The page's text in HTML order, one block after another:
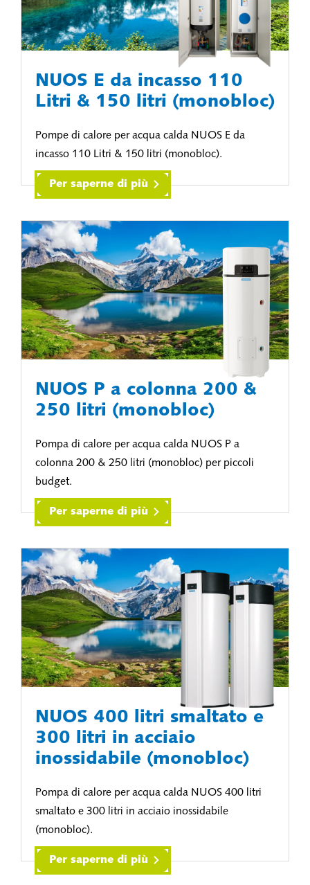
NUOS E da incasso 110
Litri & 150 litri (monobloc)
Pompe di calore per acqua calda NUOS E da
incasso 110 Litri & 150 litri (monobloc).
Per saperne di più
NUOS P a colonna 200 &
250 litri (monobloc)
Pompa di calore per acqua calda NUOS P a
colonna 200 & 250 litri (monobloc) per piccoli
budget.
Per saperne di più
NUOS 400 litri smaltato e
300 litri in acciaio
inossidabile (monobloc)
Pompa di calore per acqua calda NUOS 400 litri
smaltato e 300 litri in acciaio inossidabile
(monobloc).
Per saperne di più